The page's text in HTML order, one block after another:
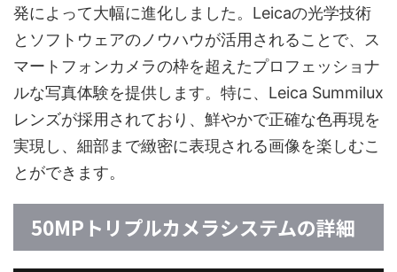
発によって大幅に進化しました。Leicaの光学技術
とソフトウェアのノウハウが活用されることで、ス
マートフォンカメラの枠を超えたプロフェッショナ
ルな写真体験を提供します。特に、Leica Summilux
レンズが採用されており、鮮やかで正確な色再現を
実現し、細部まで緻密に表現される画像を楽しむこ
とができます。
50MPトリプルカメラシステムの詳細